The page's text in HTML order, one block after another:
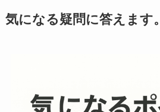
気になる疑問に答えます。